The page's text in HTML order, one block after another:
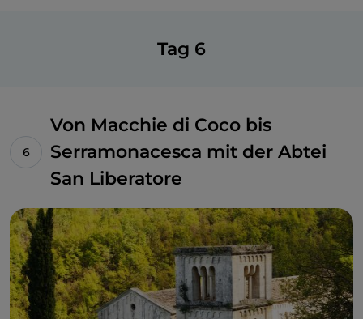
Tag 6
Von Macchie di Coco bis
Serramonacesca mit der Abtei
San Liberatore